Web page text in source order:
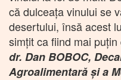
că dulceaţa vinului se
desertului, însă acest
simțit ca fiind mai puţin
dr. Dan BOBOC,
Agroalimentară și a